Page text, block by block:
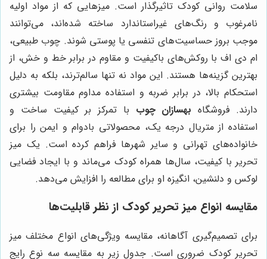
سلامت روانی کودک تاثیرگذار است. میزهایی که از مواد اولیه
نامرغوب و رنگ‌های غیراستاندارد ساخته شده‌اند، می‌توانند
موجب بروز حساسیت‌های تنفسی یا پوستی شوند. چوب طبیعی،
ام دی اف با روکش‌های باکیفیت و مقاوم در برابر خط و خش، از
بهترین گزینه‌ها هستند. این مواد نه تنها سالم‌ترند، بلکه به دلیل
استحکام بالا، در برابر ضربه و استفاده مداوم مقاومت بیشتری
دارند. فروشگاه بهسازان چوب با تمرکز بر کیفیت ساخت و
استفاده از متریال درجه یک، محصولاتی بادوام و ایمن را برای
خانواده‌های تهرانی و سایر شهرها فراهم کرده است. یک میز
تحریر با کیفیت، سال‌ها همراه کودک می‌ماند و با ایجاد فضایی
لوکس و دلنشین، انگیزه او برای مطالعه را افزایش می‌دهد.
مقایسه انواع میز تحریر کودک از نظر قابلیت‌ها
برای تصمیم‌گیری آگاهانه، مقایسه ویژگی‌های انواع مختلف میز
تحریر کودک ضروری است. جدول زیر به مقایسه سه نوع رایج